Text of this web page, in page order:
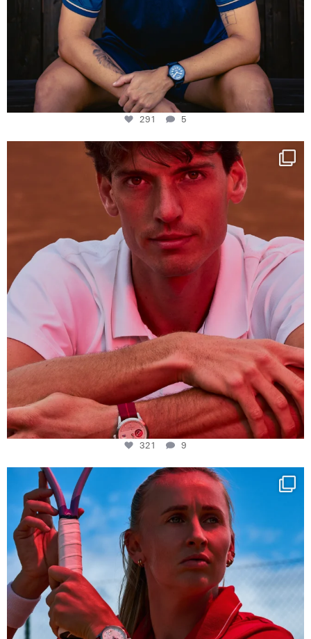
291 5
One last dance at home
This week at...
321
9
321 9
Determination, elegance and Swiss precision —
441
14